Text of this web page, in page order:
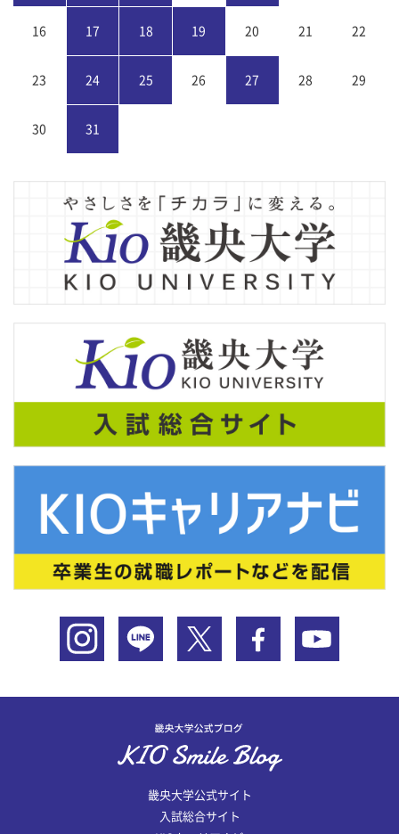
16 17 18 19 20 21 22
23 24 25 26 27 28 29
30 31
畿央大学公式サイト
入試総合サイト